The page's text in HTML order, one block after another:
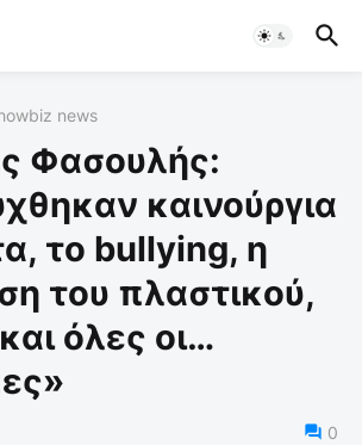
news
Φασουλής:
καινούργια
το bullying, η
του πλαστικού,
όλες οι…
0